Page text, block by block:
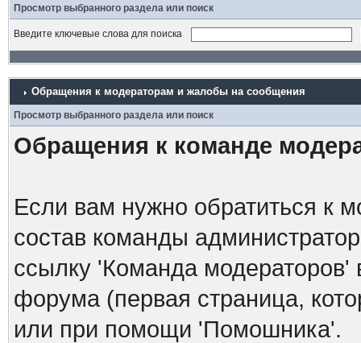
Просмотр выбранного раздела или поиск
Введите ключевые слова для поиска
Обращения к модераторам и жалобы на сообщения
Просмотр выбранного раздела или поиск
Обращения к команде
Если вам нужно обратиться к
состав команды
ссылку 'Команда модераторов'
форума (первая страница,
или при помощи 'Помошника'.